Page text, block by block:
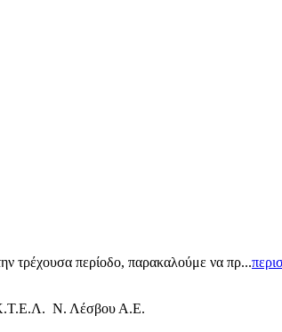
τρέχουσα περίοδο, παρακαλούμε να πρ...
Κ.Τ.Ε.Λ. Ν. Λέσβου Α.Ε.